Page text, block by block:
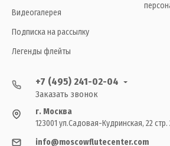
Видеогалерея
Подписка на рассылку
Легенды флейты
+7 (495) 241-02-04
Заказать звонок
г. Москва
123001 ул.Садовая-Кудринская, 22 стр.
info@moscowflutecenter.com